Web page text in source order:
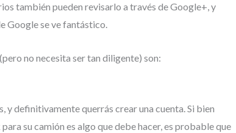
también pueden revisarlo a través de Google+, y
Google se ve fantástico.
no necesita ser tan diligente) son:
y definitivamente querrás crear una cuenta. Si bien
su camión es algo que debe hacer, es probable que